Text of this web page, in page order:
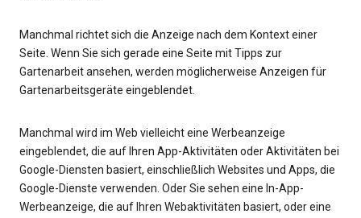
Manchmal richtet sich die Anzeige nach dem Kontext einer
Seite. Wenn Sie sich gerade eine Seite mit Tipps zur
Gartenarbeit ansehen, werden möglicherweise Anzeigen für
Gartenarbeitsgeräte eingeblendet.
Manchmal wird im Web vielleicht eine Werbeanzeige
eingeblendet, die auf Ihren App-Aktivitäten oder Aktivitäten bei
Google-Diensten basiert, einschließlich Websites und Apps, die
Google-Dienste verwenden. Oder Sie sehen eine In-App-
Werbeanzeige, die auf Ihren Webaktivitäten basiert, oder eine